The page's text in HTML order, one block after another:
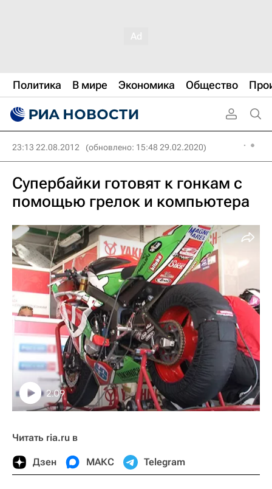
Политика В мире Экономика Общество
23:13 22.08.2012 (обновлено: 15:48 29.02.2020)
Супербайки готовят к гонкам с
помощью грелок и компьютера
2:09
Читать ria.ru в
Дзен МАКС Telegram